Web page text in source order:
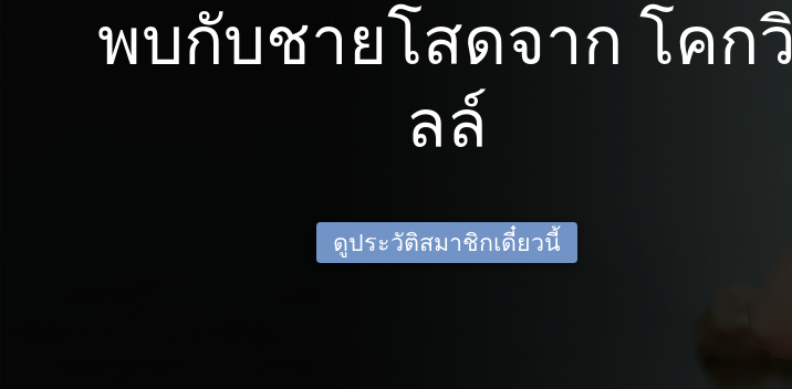
พบกับชายโสดจาก โคกวิ
ลล์
ดูประวัติสมาชิกเดี๋ยวนี้